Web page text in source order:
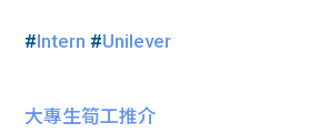
#Intern #Unilever
大專生筍工推介